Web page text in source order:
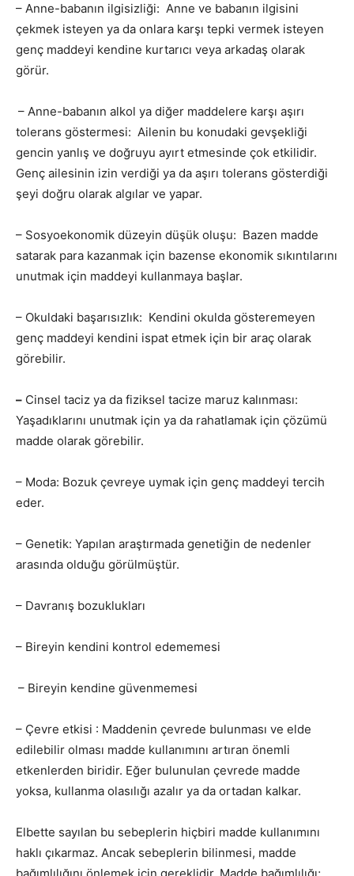
– Anne-babanın ilgisizliği: Anne ve babanın ilgisini
çekmek isteyen ya da onlara karşı tepki vermek isteyen
genç maddeyi kendine kurtarıcı veya arkadaş olarak
görür.
– Anne-babanın alkol ya diğer maddelere karşı aşırı
tolerans göstermesi: Ailenin bu konudaki gevşekliği
gencin yanlış ve doğruyu ayırt etmesinde çok etkilidir.
Genç ailesinin izin verdiği ya da aşırı tolerans gösterdiği
şeyi doğru olarak algılar ve yapar.
– Sosyoekonomik düzeyin düşük oluşu: Bazen madde
satarak para kazanmak için bazense ekonomik sıkıntılarını
unutmak için maddeyi kullanmaya başlar.
– Okuldaki başarısızlık: Kendini okulda gösteremeyen
genç maddeyi kendini ispat etmek için bir araç olarak
görebilir.
– Cinsel taciz ya da fiziksel tacize maruz kalınması:
Yaşadıklarını unutmak için ya da rahatlamak için çözümü
madde olarak görebilir.
– Moda: Bozuk çevreye uymak için genç maddeyi tercih
eder.
– Genetik: Yapılan araştırmada genetiğin de nedenler
arasında olduğu görülmüştür.
– Davranış bozuklukları
– Bireyin kendini kontrol edememesi
– Bireyin kendine güvenmemesi
– Çevre etkisi : Maddenin çevrede bulunması ve elde
edilebilir olması madde kullanımını artıran önemli
etkenlerden biridir. Eğer bulunulan çevrede madde
yoksa, kullanma olasılığı azalır ya da ortadan kalkar.
Elbette sayılan bu sebeplerin hiçbiri madde kullanımını
haklı çıkarmaz. Ancak sebeplerin bilinmesi, madde